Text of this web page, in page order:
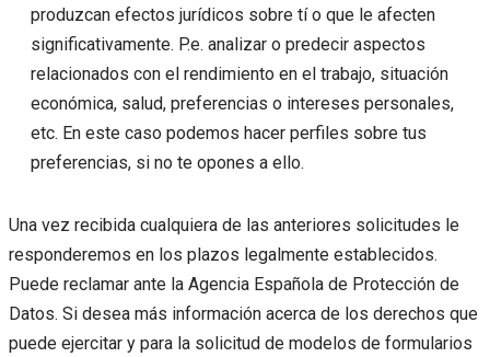
produzcan efectos jurídicos sobre tí o que le afecten
significativamente. P.e. analizar o predecir aspectos
relacionados con el rendimiento en el trabajo, situación
económica, salud, preferencias o intereses personales,
etc. En este caso podemos hacer perfiles sobre tus
preferencias, si no te opones a ello.
Una vez recibida cualquiera de las anteriores solicitudes le
responderemos en los plazos legalmente establecidos.
Puede reclamar ante la Agencia Española de Protección de
Datos. Si desea más información acerca de los derechos que
puede ejercitar y para la solicitud de modelos de formularios